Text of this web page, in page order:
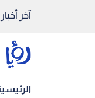
آخر